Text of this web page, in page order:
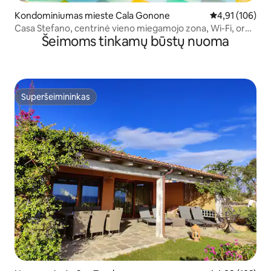
Kondominiumas mieste Cala Gonone Vidutinis
4,91 (106)
Casa Stefano, centrinė vieno miegamojo zona, Wi-Fi, oro
kondicionierius
Šeimoms tinkamų būstų nuoma
Superšeimininkas
Superšeimininkas